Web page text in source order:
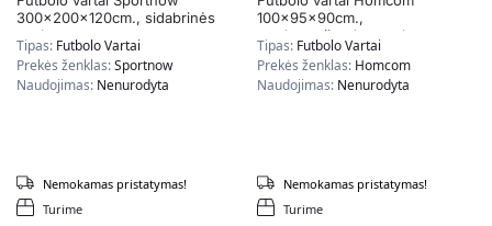
300x200x120cm., sidabrinės
spalvos
Tipas: Futbolo Vartai
Prekės ženklas:Sportnow
Naudojimas: Nenurodyta
Turime
Nemokamas pristatymas!
100x95x90cm.,
raudonos/juodos spalvos
Tipas: Futbolo Vartai
Prekės ženklas: Homcom
Naudojimas: Nenurodyta
Turime
Nemokamas pristatymas!